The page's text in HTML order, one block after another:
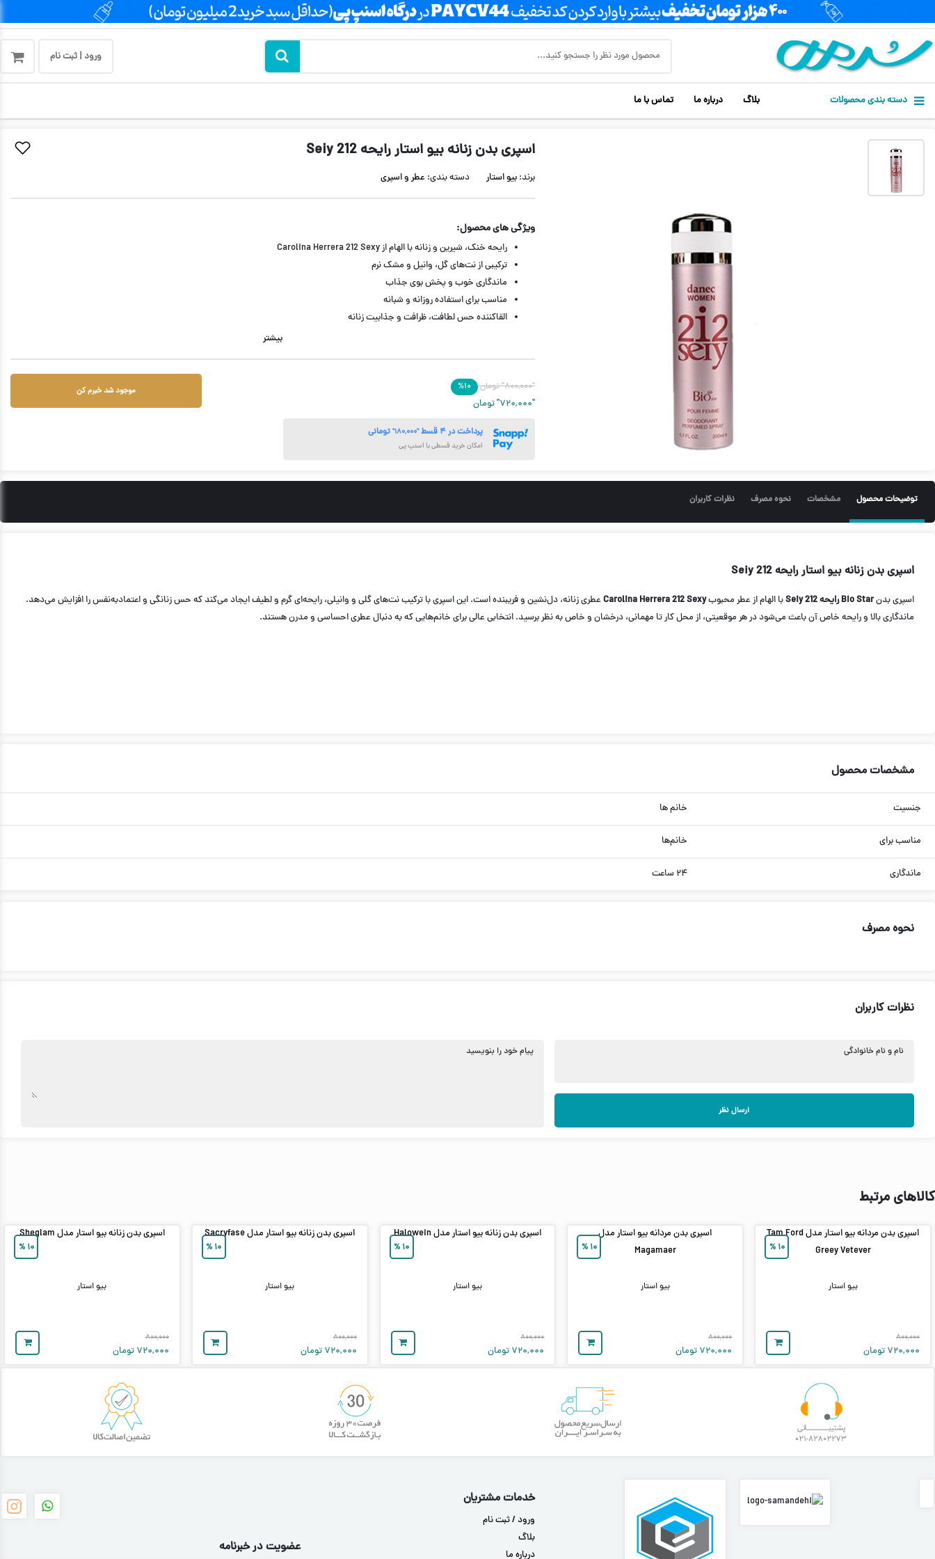
ورود | ثبت نام
دسته بندی محصولات بلاگ درباره ما تماس با ما
اسپری بدن زنانه بیو استار رایحه 212 Seiy
برند: بیو استار دسته بندی: عطر و اسپری
ویژگی های محصول:
رایحه خنک، شیرین و زنانه با الهام از Carolina Herrera 212 Sexy
ترکیبی از نت‌های گل، وانیل و مشک نرم
ماندگاری خوب و پخش بوی جذاب
مناسب برای استفاده روزانه و شبانه
القاکننده حس لطافت، ظرافت و جذابیت زنانه
بیشتر
"۸۰۰,۰۰۰" تومان ۱۰%
"۷۲۰,۰۰۰" تومان
موجود شد خبرم کن
پرداخت در ۴ قسط "۱۸۰,۰۰۰" تومانی
امکان خرید قسطی با اسنپ پی
توضیحات محصول مشخصات نحوه مصرف نظرات کاربران
اسپری بدن زنانه بیو استار رایحه 212 Seiy
اسپری بدنBio Star رایحه 212 Seiy با الهام از عطر محبوبCarolina Herrera 212 Sexy عطری زنانه، دل‌نشین و فریبنده است. این اسپری با ترکیب نت‌های گلی و وانیلی، رایحه‌ای گرم و لطیف ایجاد می‌کند که حس زنانگی و اعتماد‌به‌نفس را افزایش می‌دهد.
ماندگاری بالا و رایحه خاص آن باعث می‌شود در هر موقعیتی، از محل کار تا مهمانی، درخشان و خاص به نظر برسید. انتخابی عالی برای خانم‌هایی که به دنبال عطری احساسی و مدرن هستند.
مشخصات محصول
جنسیت خانم ها
مناسب برای خانم‌ها
ماندگاری ۲۴ ساعت
نحوه مصرف
نظرات کاربران
نام و نام خانوادگی
ارسال نظر
پیام خود را بنویسید
کالاهای مرتبط
۱۰ %
اسپری بدن مردانه بیو استار مدل Tam Ford
Greey Vetever
بیو استار
۸۰۰,۰۰۰
۷۲۰,۰۰۰ تومان
۱۰ %
اسپری بدن مردانه بیو استار مدل
Magamaer
بیو استار
۸۰۰,۰۰۰
۷۲۰,۰۰۰ تومان
۱۰ %
اسپری بدن زنانه بیو استار مدل Halowein
بیو استار
۸۰۰,۰۰۰
۷۲۰,۰۰۰ تومان
۱۰ %
اسپری بدن زنانه بیو استار مدل Sacryfase
بیو استار
۸۰۰,۰۰۰
۷۲۰,۰۰۰ تومان
۱۰ %
اسپری بدن زنانه بیو استار مدل Sheglam
بیو استار
۸۰۰,۰۰۰
۷۲۰,۰۰۰ تومان
خدمات مشتریان
ورود / ثبت نام
بلاگ
درباره ما
عضویت در خبرنامه